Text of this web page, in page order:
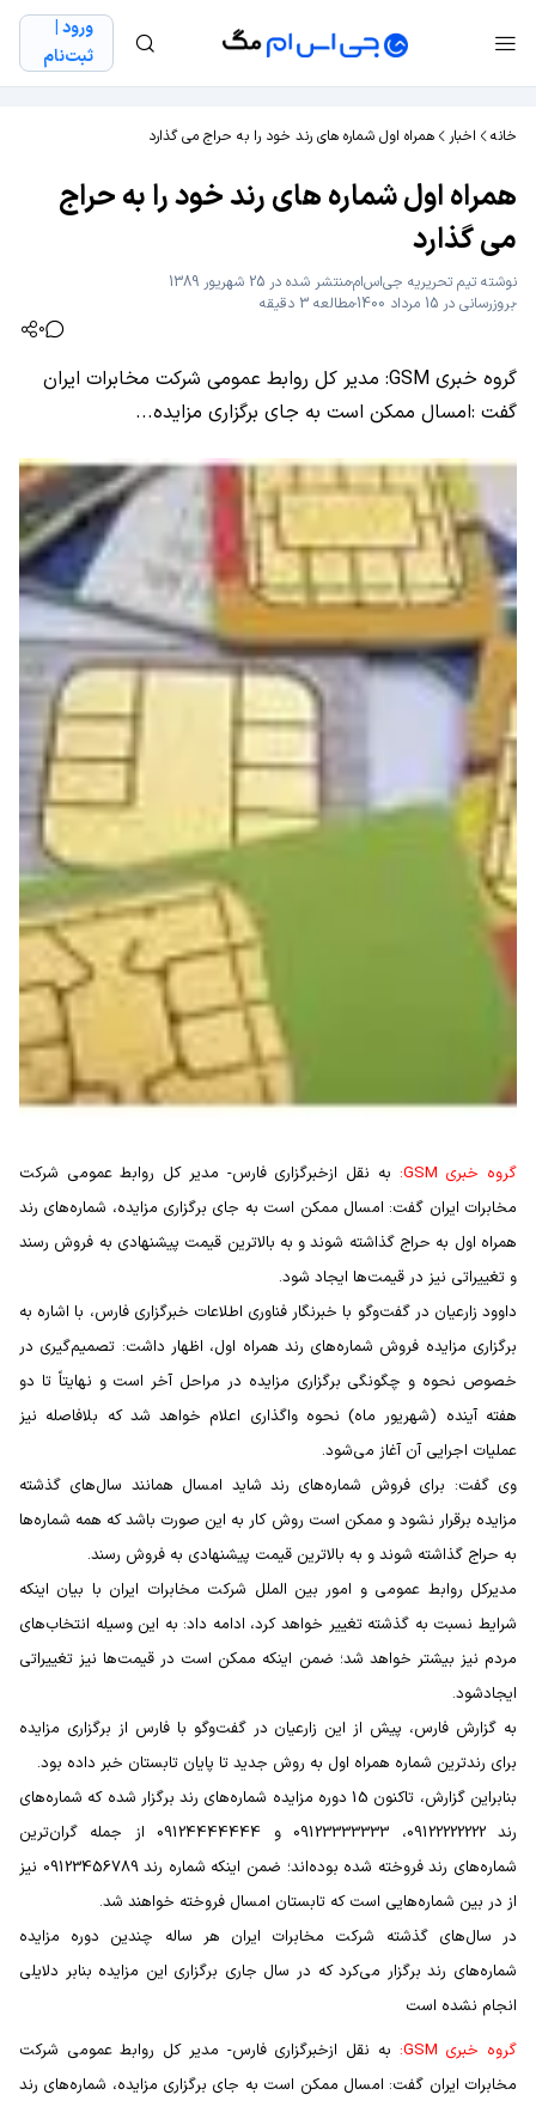
ورود |
ثبت‌نام
خانه اخبار همراه اول شماره های رند خود را به حراج می گذارد
همراه اول شماره های رند خود را به حراج
می گذارد
نوشته تیم تحریریه جی‌اس‌اممنتشر شده در 25 شهریور 1389
بروزرسانی در 15 مرداد 1400
مطالعه 3 دقیقه
0
گروه خبری GSM: مدیر كل روابط عمومی شركت مخابرات ایران
گفت :امسال ممكن است به جای برگزاری مزایده...
گروه خبری GSM:
به نقل ازخبرگزاری فارس- مدیر كل روابط عمومی شركت
مخابرات ایران گفت: امسال ممكن است به جای برگزاری مزایده، شماره‌های رند
همراه اول به حراج گذاشته شوند و به بالاترین قیمت پیشنهادی به فروش رسند
و تغییراتی نیز در قیمت‌ها ایجاد شود.
داوود زارعیان در گفت‌وگو با خبرنگار فناوری اطلاعات خبرگزاری فارس، با اشاره به
برگزاری مزایده فروش شماره‌های رند همراه اول، اظهار داشت: تصمیم‌گیری در
خصوص نحوه‌ و چگونگی برگزاری مزایده در مراحل آخر است و نهایتاً تا دو
هفته آینده (شهریور ماه) نحوه واگذاری اعلام خواهد شد كه بلافاصله نیز
عملیات اجرایی آن آغاز می‌شود.
وی گفت: برای فروش شماره‌های رند شاید امسال همانند سال‌های گذشته
مزایده‌ برقرار نشود و ممكن است روش كار به این صورت باشد كه همه شماره‌ها
به حراج گذاشته شوند و به بالاترین قیمت پیشنهادی به فروش رسند.
مدیركل روابط عمومی و امور بین الملل شركت مخابرات ایران با بیان اینكه
شرایط نسبت به گذشته تغییر خواهد كرد، ادامه داد: به این وسیله انتخاب‌های
مردم نیز بیشتر خواهد شد؛ ضمن اینكه ممكن است در قیمت‌ها نیز تغییراتی
ایجادشود.
به گزارش فارس، پیش از این زارعیان در گفت‌وگو با فارس از برگزاری مزایده
برای رندترین شماره همراه اول به روش جدید تا پایان تابستان خبر داده بود.
بنابراین گزارش، تاكنون 15 دوره مزایده شماره‌های رند برگزار شده كه شماره‌های
رند 09122222222، ‌09123333333 و 09124444444 از جمله گران‌ترین
شماره‌های رند فروخته شده بوده‌اند؛ ضمن اینكه شماره رند 09123456789 نیز
از در بین شماره‌هایی است كه تابستان امسال فروخته خواهند شد.
در سال‌های گذشته شركت مخابرات ایران هر ساله چندین دوره مزایده
شماره‌های رند برگزار می‌كرد كه در سال جاری برگزاری این مزایده بنابر دلایلی
انجام نشده است
گروه خبری GSM:
به نقل ازخبرگزاری فارس- مدیر كل روابط عمومی شركت
مخابرات ایران گفت: امسال ممكن است به جای برگزاری مزایده، شماره‌های رند